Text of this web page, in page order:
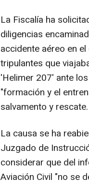
La Fiscalía ha
diligencias
accidente aéreo en
tripulantes que
'Helimer 207' ante
"formación y el
salvamento y rescate.
La causa se ha
Juzgado de
considerar que del
Aviación Civil "no se